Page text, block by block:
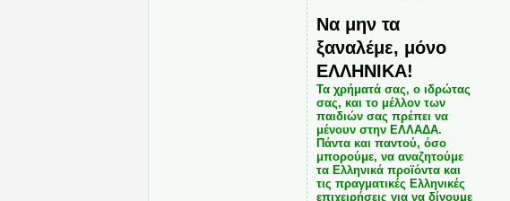
Να μην τα
ξαναλέμε, μόνο
ΕΛΛΗΝΙΚΑ!
Τα χρήματά σας, ο ιδρώτας
σας, και το μέλλον των
παιδιών σας πρέπει να
μένουν στην ΕΛΛΑΔΑ.
Πάντα και παντού, όσο
μπορούμε, να αναζητούμε
τα Ελληνικά προϊόντα και
τις πραγματικές Ελληνικές
επιχειρήσεις για να δίνουμε